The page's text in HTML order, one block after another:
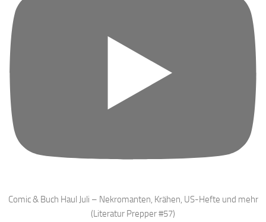
Comic & Buch Haul Juli – Nekromanten, Krähen, US-Hefte und mehr
(Literatur Prepper #57)